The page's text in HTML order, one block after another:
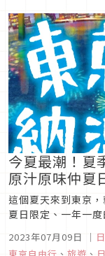
今夏最潮！夏
原汁原味仲夏
這個夏天來到東京
夏日限定、一年一
穿著浴衣，從竹芝
3代Salvia Maru納
2023年07月09日 ｜